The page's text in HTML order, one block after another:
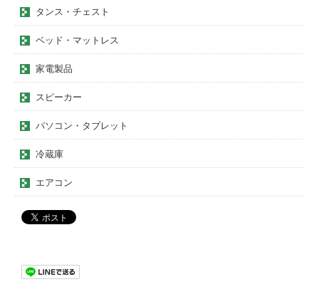
タンス・チェスト
ベッド・マットレス
家電製品
スピーカー
パソコン・タブレット
冷蔵庫
エアコン